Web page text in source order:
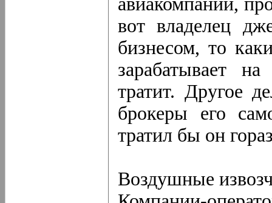
вот владелец
бизнесом, то
зарабатывает
тратит. Другое
брокеры его
тратил бы он
Воздушные